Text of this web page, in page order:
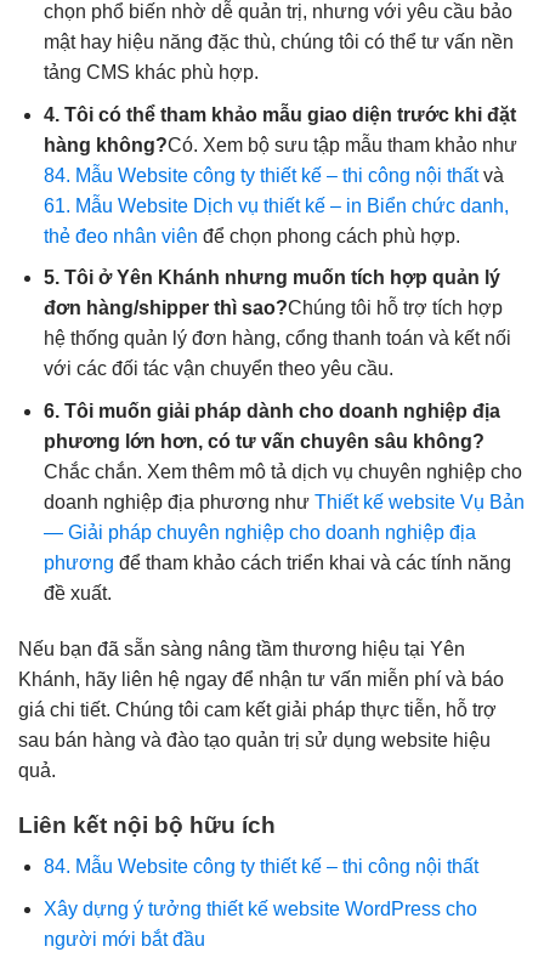
chọn phổ biến nhờ dễ quản trị, nhưng với yêu cầu bảo
mật hay hiệu năng đặc thù, chúng tôi có thể tư vấn nền
tảng CMS khác phù hợp.
4. Tôi có thể tham khảo mẫu giao diện trước khi đặt
hàng không?Có. Xem bộ sưu tập mẫu tham khảo như
84. Mẫu Website công ty thiết kế – thi công nội thấtvà
61. Mẫu Website Dịch vụ thiết kế – in Biển chức danh,
thẻ đeo nhân viên để chọn phong cách phù hợp.
5. Tôi ở Yên Khánh nhưng muốn tích hợp quản lý
đơn hàng/shipper thì sao?Chúng tôi hỗ trợ tích hợp
hệ thống quản lý đơn hàng, cổng thanh toán và kết nối
với các đối tác vận chuyển theo yêu cầu.
6. Tôi muốn giải pháp dành cho doanh nghiệp địa
phương lớn hơn, có tư vấn chuyên sâu không?
Chắc chắn. Xem thêm mô tả dịch vụ chuyên nghiệp cho
doanh nghiệp địa phương như Thiết kế website Vụ Bản
— Giải pháp chuyên nghiệp cho doanh nghiệp địa
phương để tham khảo cách triển khai và các tính năng
đề xuất.
Nếu bạn đã sẵn sàng nâng tầm thương hiệu tại Yên
Khánh, hãy liên hệ ngay để nhận tư vấn miễn phí và báo
giá chi tiết. Chúng tôi cam kết giải pháp thực tiễn, hỗ trợ
sau bán hàng và đào tạo quản trị sử dụng website hiệu
quả.
Liên kết nội bộ hữu ích
84. Mẫu Website công ty thiết kế – thi công nội thất
Xây dựng ý tưởng thiết kế website WordPress cho
người mới bắt đầu